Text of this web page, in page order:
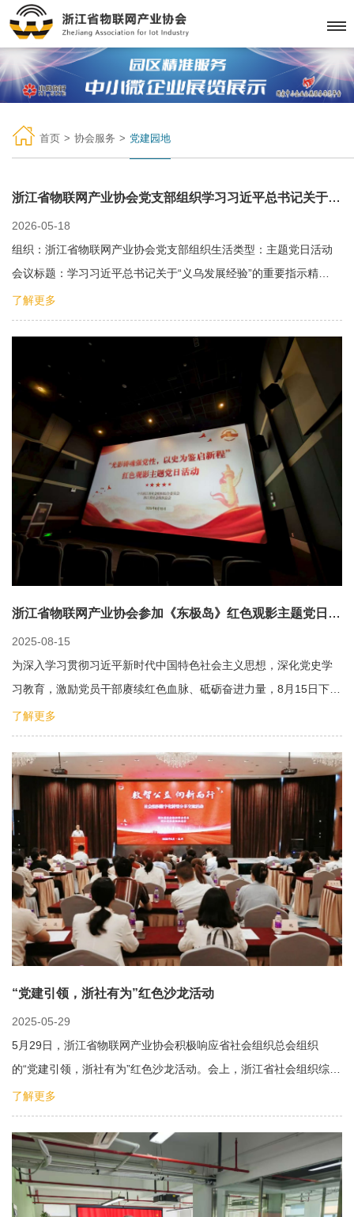
首页 > 协会服务 > 党建园地
浙江省物联网产业协会党支部组织学习习近平总书记关于“义乌发展经验”的重要指示精神
2026-05-18
组织：浙江省物联网产业协会党支部组织生活类型：主题党日活动
会议标题：学习习近平总书记关于“义乌发展经验”的重要指示精…
了解更多
浙江省物联网产业协会参加《东极岛》红色观影主题党日活动——光影铸魂强党性 以史为鉴启新程
2025-08-15
为深入学习贯彻习近平新时代中国特色社会主义思想，深化党史学
习教育，激励党员干部赓续红色血脉、砥砺奋进力量，8月15日下…
了解更多
“党建引领，浙社有为”红色沙龙活动
2025-05-29
5月29日，浙江省物联网产业协会积极响应省社会组织总会组织
的“党建引领，浙社有为”红色沙龙活动。会上，浙江省社会组织综…
了解更多